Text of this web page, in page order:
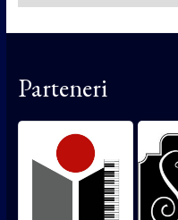
Parteneri